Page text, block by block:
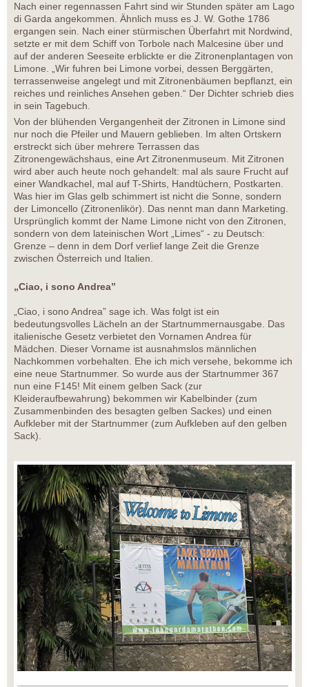
Nach einer regennassen Fahrt sind wir Stunden später am Lago
di Garda angekommen. Ähnlich muss es J. W. Gothe 1786
ergangen sein. Nach einer stürmischen Überfahrt mit Nordwind,
setzte er mit dem Schiff von Torbole nach Malcesine über und
auf der anderen Seeseite erblickte er die Zitronenplantagen von
Limone. „Wir fuhren bei Limone vorbei, dessen Berggärten,
terrassenweise angelegt und mit Zitronenbäumen bepflanzt, ein
reiches und reinliches Ansehen geben.“ Der Dichter schrieb dies
in sein Tagebuch.
Von der blühenden Vergangenheit der Zitronen in Limone sind
nur noch die Pfeiler und Mauern geblieben. Im alten Ortskern
erstreckt sich über mehrere Terrassen das
Zitronengewächshaus, eine Art Zitronenmuseum. Mit Zitronen
wird aber auch heute noch gehandelt: mal als saure Frucht auf
einer Wandkachel, mal auf T-Shirts, Handtüchern, Postkarten.
Was hier im Glas gelb schimmert ist nicht die Sonne, sondern
der Limoncello (Zitronenlikör). Das nennt man dann Marketing.
Ursprünglich kommt der Name Limone nicht von den Zitronen,
sondern von dem lateinischen Wort „Limes“ - zu Deutsch:
Grenze – denn in dem Dorf verlief lange Zeit die Grenze
zwischen Österreich und Italien.
„Ciao, i sono Andrea”
„Ciao, i sono Andrea” sage ich. Was folgt ist ein
bedeutungsvolles Lächeln an der Startnummernausgabe. Das
italienische Gesetz verbietet den Vornamen Andrea für
Mädchen. Dieser Vorname ist ausnahmslos männlichen
Nachkommen vorbehalten. Ehe ich mich versehe, bekomme ich
eine neue Startnummer. So wurde aus der Startnummer 367
nun eine F145! Mit einem gelben Sack (zur
Kleideraufbewahrung) bekommen wir Kabelbinder (zum
Zusammenbinden des besagten gelben Sackes) und einen
Aufkleber mit der Startnummer (zum Aufkleben auf den gelben
Sack).